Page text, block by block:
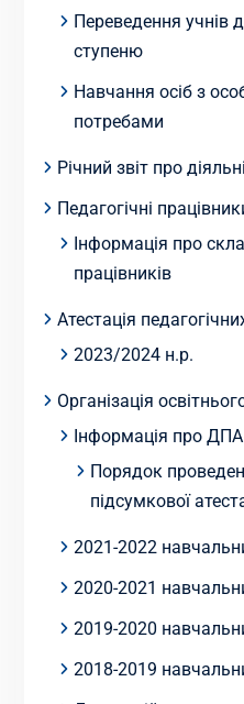
Переведення учнів
ступеню
Навчання осіб з
потребами
Річний звіт про
Педагогічні
Інформація про
працівників
Атестація
2023/2024 н.р.
Організація
Інформація про
Порядок
підсумкової
2021-2022
2020-2021
2019-2020
2018-2019